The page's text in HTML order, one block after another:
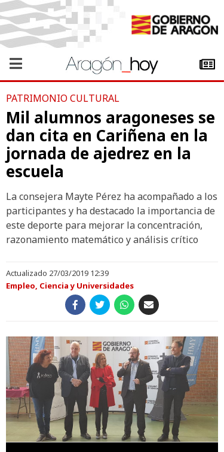
PATRIMONIO CULTURAL
Mil alumnos aragoneses se
dan cita en Cariñena en la
jornada de ajedrez en la
escuela
La consejera Mayte Pérez ha acompañado a los
participantes y ha destacado la importancia de
este deporte para mejorar la concentración,
razonamiento matemático y análisis crítico
Actualizado 27/03/2019 12:39
Empleo, Ciencia y Universidades